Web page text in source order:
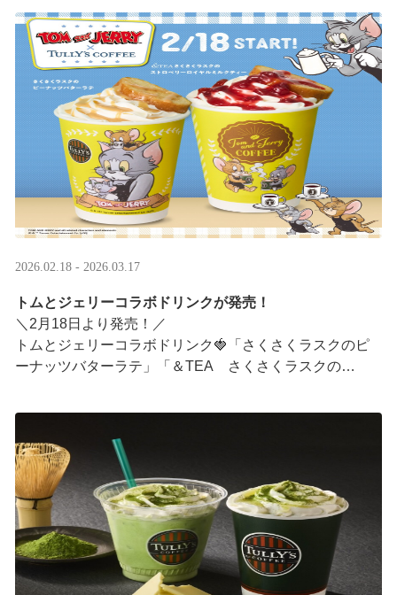
ホイップクリームが無料で2倍 ···
2026.02.18 - 2026.03.17
トムとジェリーコラボドリンクが発売！
＼2月18日より発売！／
トムとジェリーコラボドリンク🍓「さくさくラスクのピ
ーナッツバターラテ」「＆TEA さくさくラスクの